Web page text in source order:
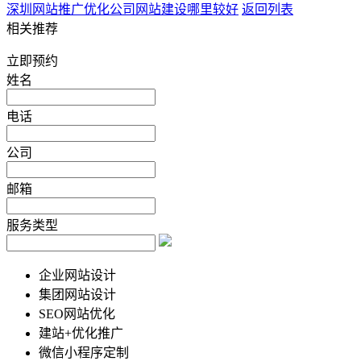
深圳网站推广优化公司 网站建设哪里较好 返回列表
相关推荐
立即预约
姓名
电话
公司
邮箱
服务类型
企业网站设计
集团网站设计
SEO网站优化
建站+优化推广
微信小程序定制